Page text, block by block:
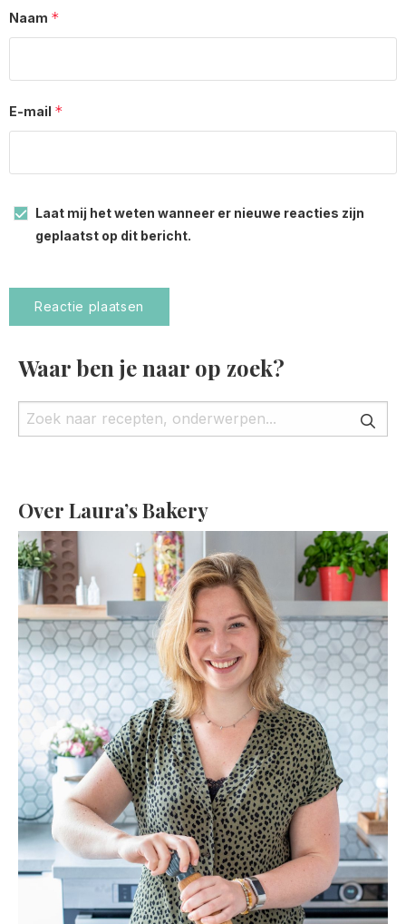
Naam *
E-mail *
Laat mij het weten wanneer er nieuwe reacties zijn
geplaatst op dit bericht.
Waar ben je naar op zoek?
Over Laura’s Bakery